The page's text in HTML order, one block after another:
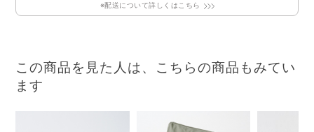
※配送について詳しくはこちら
この商品を見た人は、こちらの商品もみてい
ます